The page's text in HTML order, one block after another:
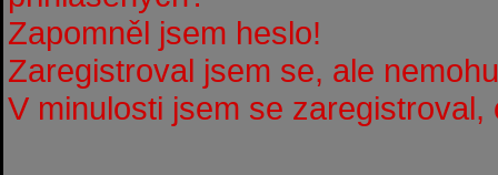
Zapomněl jsem heslo!
Zaregistroval jsem se, ale
V minulosti jsem se